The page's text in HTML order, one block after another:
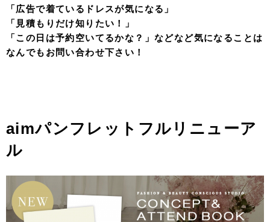
「広告で着ているドレスが気になる」
「見積もりだけ知りたい！」
「この日は予約空いてるかな？」などなど気になることは
なんでもお問い合わせ下さい！
aimパンフレットフルリニューア
ル